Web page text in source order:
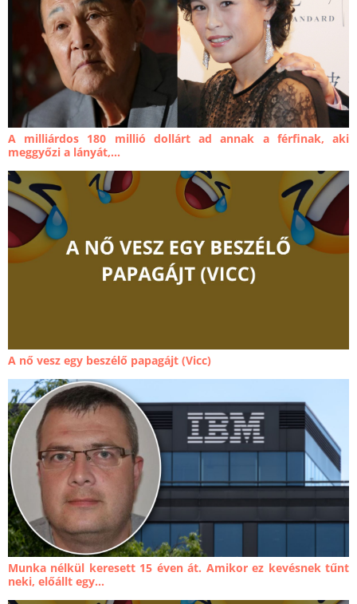
A milliárdos 180 millió dollárt ad annak a férfinak, aki
meggyőzi a lányát,...
A nő vesz egy beszélő papagájt (Vicc)
Munka nélkül keresett 15 éven át. Amikor ez kevésnek tűnt
neki, előállt egy...